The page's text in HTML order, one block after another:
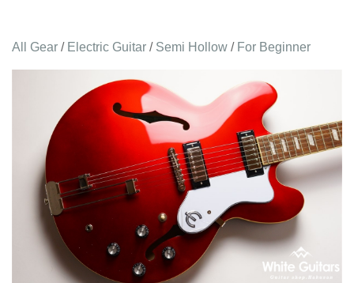
All Gear / Electric Guitar / Semi Hollow / For Beginner